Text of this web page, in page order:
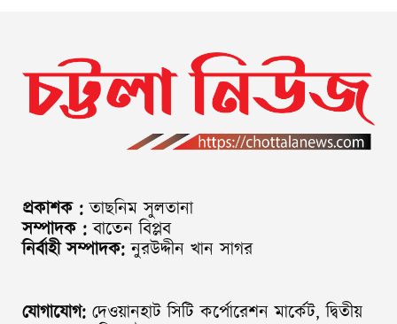
প্রকাশক : তাছনিম সুলতানা
সম্পাদক : বাতেন বিপ্লব
নির্বাহী সম্পাদক: নুরউদ্দীন খান সাগর
যোগাযোগ: দেওয়ানহাট সিটি কর্পোরেশন মার্কেট, দ্বিতীয়